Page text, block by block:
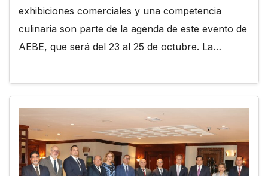
exhibiciones comerciales y una competencia
culinaria son parte de la agenda de este evento de
AEBE, que será del 23 al 25 de octubre. La…